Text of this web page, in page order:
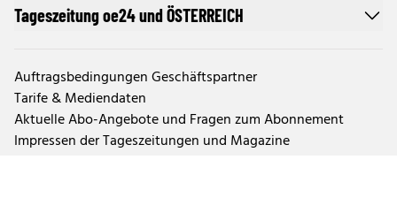
Tageszeitung oe24 und ÖSTERREICH
Auftragsbedingungen Geschäftspartner
Tarife & Mediendaten
Aktuelle Abo-Angebote und Fragen zum Abonnement
Impressen der Tageszeitungen und Magazine